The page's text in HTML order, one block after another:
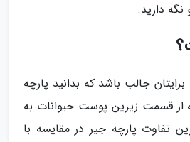
دارید.
جالب باشد که بدانید پارچه
قسمت زیرین پوست حیوانات به
تفاوت پارچه جیر در مقایسه با